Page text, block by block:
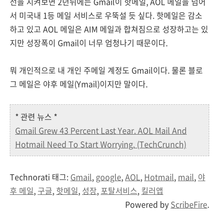
서 미국내 1등 메일 서비스로 우뚝설 듯 싶다. 핫메일은 감소
하고 있고 AOL 메일은 AIM 메일과 합쳐짐으로 성장하고는 있
지만 성장폭이 Gmail이 너무 엄청나기 때문이다.
뭐 개인적으로 내 개인 주메일 계정도 Gmail이다. 물론 블로
그 메일은 야후 메일(Ymail)이지만 말이다.
* 관련 뉴스 *
Gmail Grew 43 Percent Last Year. AOL Mail And
Hotmail Need To Start Worrying. (TechCrunch)
Technorati 태그: Gmail, google,AOL, Hotmail, mail, 야
후 메일, 구글, 핫메일, 성장, 포탈서비스, 킬러앱
Powered by ScribeFire.